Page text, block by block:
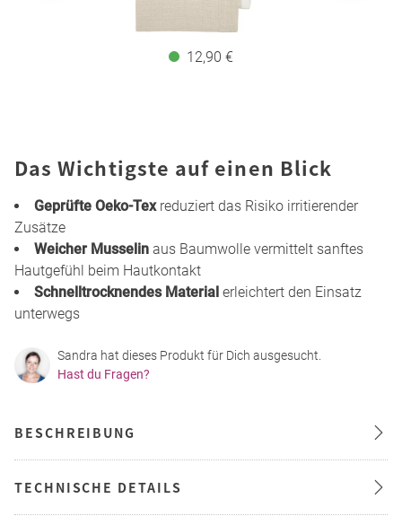
12,90 €
Das Wichtigste auf einen Blick
Geprüfte Oeko-Texreduziert das Risiko irritierender
Zusätze
Weicher Musselin aus Baumwolle vermittelt sanftes
Hautgefühl beim Hautkontakt
Schnelltrocknendes Material erleichtert den Einsatz
unterwegs
Sandra hat dieses Produkt für Dich ausgesucht.
Hast du Fragen?
BESCHREIBUNG
TECHNISCHE DETAILS